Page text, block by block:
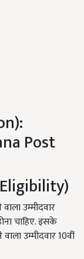
Post
उम्मीदवार
चाहिए. इसके
उम्मीदवार 10वीं